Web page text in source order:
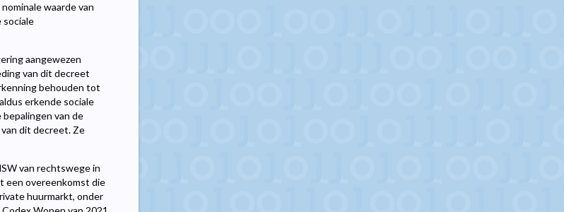
waarde van
sociale
aangewezen
van dit decreet
behouden tot
erkende sociale
van de
dit decreet. Ze
van rechtswege in
een overeenkomst die
huurmarkt, onder